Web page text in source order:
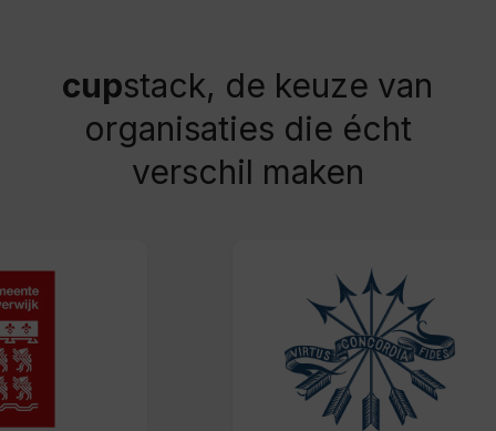
cupstack, de keuze van
organisaties die écht
verschil maken